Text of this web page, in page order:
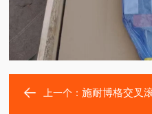
上一个：施耐博格交叉滚柱